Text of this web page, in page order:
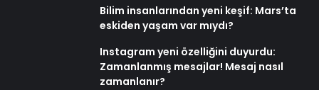
Bilim insanlarından yeni keşif: Mars’ta
eskiden yaşam var mıydı?
Instagram yeni özelliğini duyurdu:
Zamanlanmış mesajlar! Mesaj nasıl
zamanlanır?